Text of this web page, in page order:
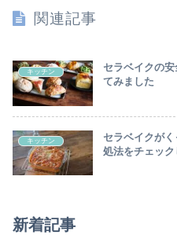
関連記事
キッチン
セラベイクの
てみました
キッチン
セラベイクが
処法をチェック
新着記事